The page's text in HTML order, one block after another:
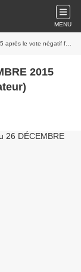
MENU
le vote négatif fondateur)
2015